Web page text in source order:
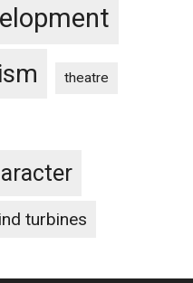
theatre
turbines